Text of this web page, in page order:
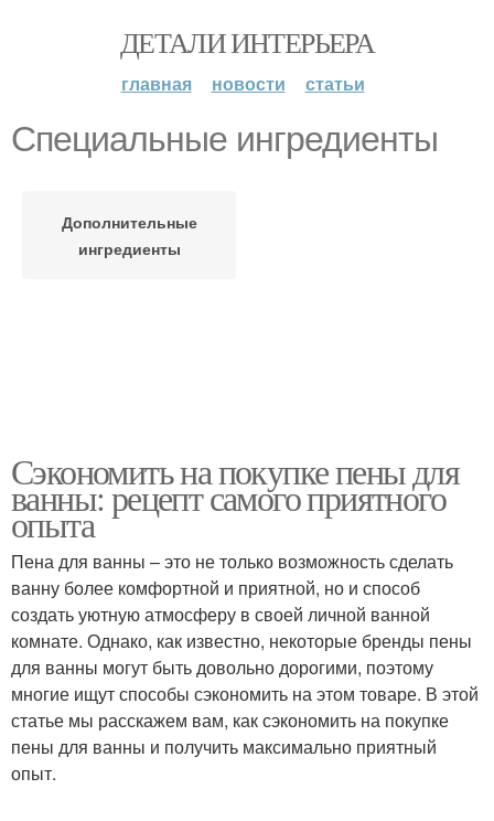
ДЕТАЛИ ИНТЕРЬЕРА
главная новости статьи
Специальные ингредиенты
Дополнительные
ингредиенты
Сэкономить на покупке пены для
ванны: рецепт самого приятного
опыта
Пена для ванны – это не только возможность сделать
ванну более комфортной и приятной, но и способ
создать уютную атмосферу в своей личной ванной
комнате. Однако, как известно, некоторые бренды пены
для ванны могут быть довольно дорогими, поэтому
многие ищут способы сэкономить на этом товаре. В этой
статье мы расскажем вам, как сэкономить на покупке
пены для ванны и получить максимально приятный
опыт.